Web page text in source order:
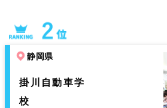
静岡県
掛川自動車学
校